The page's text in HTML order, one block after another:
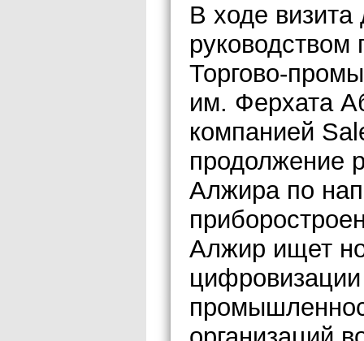
В ходе визита
руководством
Торгово-
им. Ферхата
компанией
продолжение
Алжира по
Алжир ищет